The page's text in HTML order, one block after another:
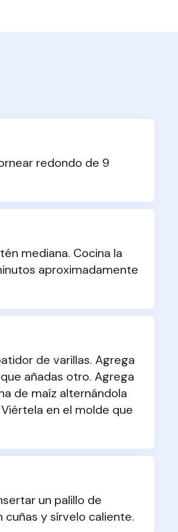
redondo de 9
mediana. Cocina la
aproximadamente
de varillas. Agrega
añadas otro. Agrega
de maíz alternándola
en el molde que
un palillo de
y sírvelo caliente.